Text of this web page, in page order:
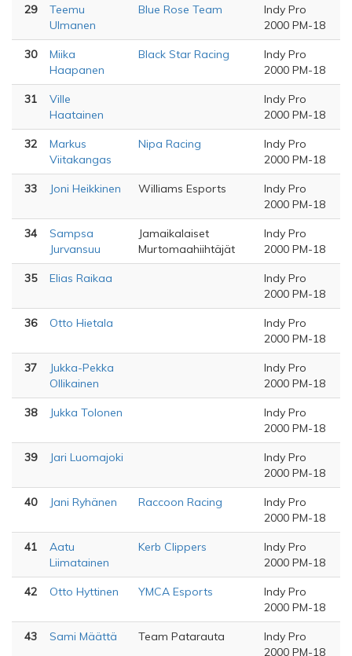
29
Teemu
Ulmanen
Blue Rose Team
Indy Pro
2000 PM-18
30
Miika
Haapanen
Black Star Racing
Indy Pro
2000 PM-18
31
Ville
Haatainen
Indy Pro
2000 PM-18
32
Markus
Viitakangas
Nipa Racing
Indy Pro
2000 PM-18
33 Joni Heikkinen Williams Esports
Indy Pro
2000 PM-18
34
Sampsa
Jurvansuu
Jamaikalaiset
Murtomaahiihtäjät
Indy Pro
2000 PM-18
35 Elias Raikaa
Indy Pro
2000 PM-18
36 Otto Hietala
Indy Pro
2000 PM-18
37
Jukka-Pekka
Ollikainen
Indy Pro
2000 PM-18
38 Jukka Tolonen
Indy Pro
2000 PM-18
39 Jari Luomajoki
Indy Pro
2000 PM-18
40 Jani Ryhänen Raccoon Racing
Indy Pro
2000 PM-18
41
Aatu
Liimatainen
Kerb Clippers
Indy Pro
2000 PM-18
42 Otto Hyttinen YMCA Esports
Indy Pro
2000 PM-18
43 Sami Määttä Team Patarauta
Indy Pro
2000 PM-18